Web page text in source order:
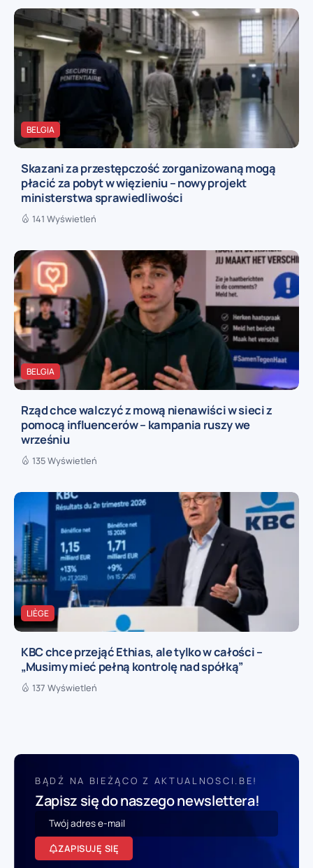
BELGIA
Skazani za przestępczość zorganizowaną mogą
płacić za pobyt w więzieniu – nowy projekt
ministerstwa sprawiedliwości
141 Wyświetleń
BELGIA
Rząd chce walczyć z mową nienawiści w sieci z
pomocą influencerów – kampania ruszy we
wrześniu
135 Wyświetleń
LIÈGE
KBC chce przejąć Ethias, ale tylko w całości –
„Musimy mieć pełną kontrolę nad spółką”
137 Wyświetleń
BĄDŹ NA BIEŻĄCO Z AKTUALNOSCI.BE!
Zapisz się do naszego newslettera!
ZAPISUJĘ SIĘ